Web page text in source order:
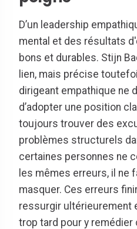
D’un leadership
mental et des résultats
bons et durables. Stijn
lien, mais précise
dirigeant empathique ne
d’adopter une position
toujours trouver des
problèmes structurels
certaines personnes ne
les mêmes erreurs, il ne
masquer. Ces erreurs
ressurgir ultérieurement
trop tard pour y remédier